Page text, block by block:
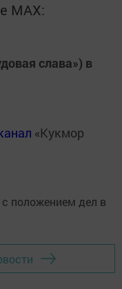
MАХ:
слава») в
«Кукмор